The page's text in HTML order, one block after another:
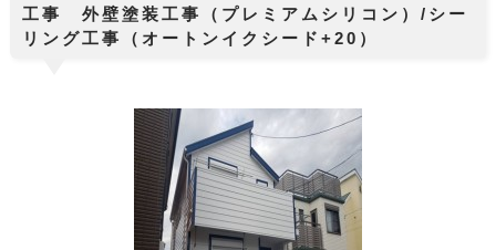
工事 外壁塗装工事（プレミアムシリコン）/シー
リング工事（オートンイクシード+20）